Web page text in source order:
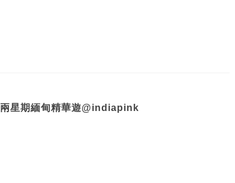
兩星期緬甸精華遊@indiapink